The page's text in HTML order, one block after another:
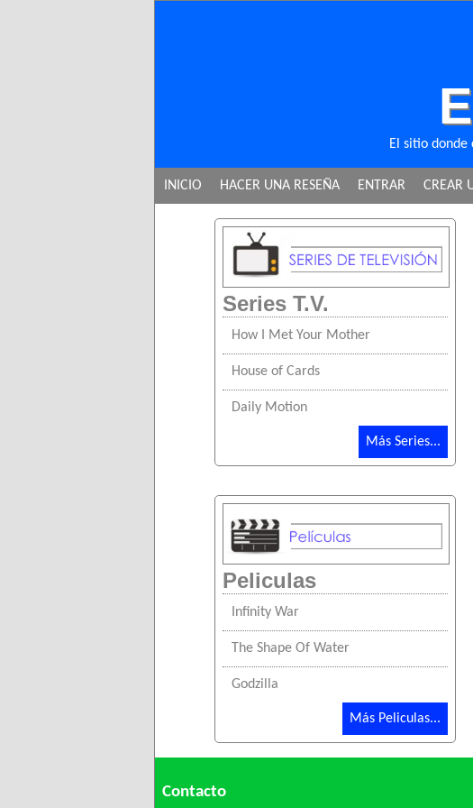
El sitio
INICIO HACER UNA RESEÑA ENTRAR CREAR
Series T.V.
How I Met Your Mother
House of Cards
Daily Motion
Más Series...
Peliculas
Infinity War
The Shape Of Water
Godzilla
Más Peliculas...
Contacto